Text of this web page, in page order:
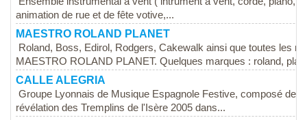
animation de rue et de fête votive,...
MAESTRO ROLAND PLANET
Roland, Boss, Edirol, Rodgers, Cakewalk ainsi que toutes les
MAESTRO ROLAND PLANET. Quelques marques : roland,
CALLE ALEGRIA
Groupe Lyonnais de Musique Espagnole Festive, composé de
révélation des Tremplins de l'Isère 2005 dans...